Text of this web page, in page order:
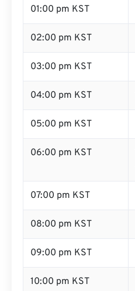
01:00 pm KST
02:00 pm KST
03:00 pm KST
04:00 pm KST
05:00 pm KST
06:00 pm KST
07:00 pm KST
08:00 pm KST
09:00 pm KST
10:00 pm KST